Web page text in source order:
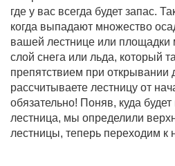
где у вас всегда будет запас.
когда выпадают множество
вашей лестнице или площадки
слой снега или льда, который
препятствием при открывании
рассчитываете лестницу от
обязательно! Поняв, куда
лестница, мы определили
лестницы, теперь переходим к